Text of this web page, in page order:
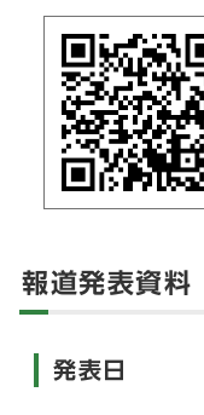
報道発表資料
発表日